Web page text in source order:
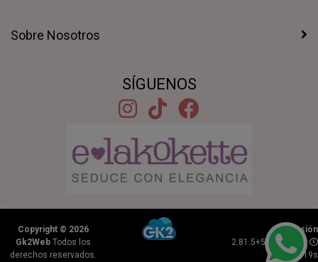
Sobre Nosotros
SÍGUENOS
Copyright © 2026
Gk2WebTodos los
derechos reservados.
Versión
2.81.5+5afce9788 |
0.2519s